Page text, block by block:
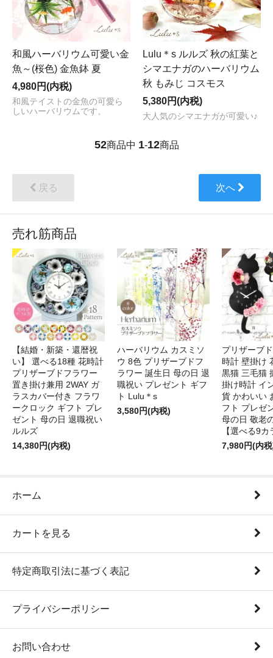
和風ハーバリウム可愛い金
魚～(桜色) 金魚鉢 夏
4,980円(内税)
和風テイストの金魚の可愛ら
しいハーバリウムです。
Lulu＊s ルルズ 秋の紅葉と
シマエナガのハーバリウム
秋 もみじ コスモス
5,380円(内税)
大人気のシマエナガが可愛い♪
52商品中 1-12商品
戻る 次へ
売れ筋商品
【結婚・新築・還暦祝
い】 選べる18種 花時計
プリザーブドフラワー
置き掛け兼用 2WAY ガ
ラスカバー付き フラワ
ークロック ギフト プレ
ゼント 母の日 退職祝い
ルルズ
14,380円(内税)
ハーバリウム カスミソ
ウ 8色 プリザーブドフ
ラワー 誕生日 母の日 退
職祝い プレゼント ギフ
ト Lulu＊s
3,580円(内税)
プリザーブ
時計 壁掛け
黒猫 三毛猫
掛け時計 イ
貨 かわいい
フト プレゼ
母の日 敬老
【選べる9カ
7,980円(内
ホーム
カートを見る
特定商取引法に基づく表記
プライバシーポリシー
お問い合わせ